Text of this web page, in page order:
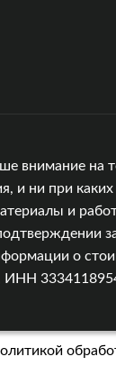
внимание на
ни при
и
о